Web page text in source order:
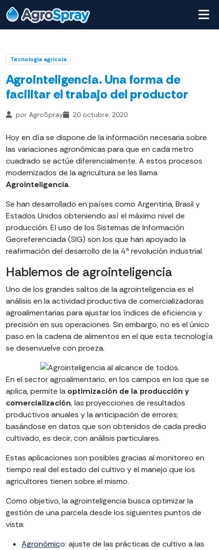
Tecnología agrícola
Agrointeligencia. Una forma de
facilitar el trabajo del productor
por AgroSpray 20 octubre, 2020
Hoy en día se dispone de la información necesaria sobre
las variaciones agronómicas para que en cada metro
cuadrado se actúe diferencialmente. A estos procesos
modernizados de la agricultura se les llama
Agrointeligencia.
Se han desarrollado en países como Argentina, Brasil y
Estados Unidos obteniendo así el máximo nivel de
producción. El uso de los Sistemas de Información
Georeferenciada (SIG) son los que han apoyado la
reafirmación del desarrollo de la 4ª revolución industrial.
Hablemos de agrointeligencia
Uno de los grandes saltos de la agrointeligencia es el
análisis en la actividad productiva de comercializadoras
agroalimentarias para ajustar los índices de eficiencia y
precisión en sus operaciones. Sin embargo, no es el único
paso en la cadena de alimentos en el que esta tecnología
se desenvuelve con proeza.
En el sector agroalimentario, en los campos en los que se
aplica, permite la optimización de la producción y
comercialización, las proyecciones de resultados
productivos anuales y la anticipación de errores;
basándose en datos que son obtenidos de cada predio
cultivado, es decir, con análisis particulares.
Estas aplicaciones son posibles gracias al monitoreo en
tiempo real del estado del cultivo y el manejo que los
agricultores tienen sobre el mismo.
Como objetivo, la agrointeligencia busca optimizar la
gestión de una parcela desde los siguientes puntos de
vista:
Agronómico: ajuste de las prácticas de cultivo a las